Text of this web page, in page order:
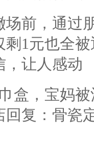
场前，通过
剩1元也全
，让人感动
盒，宝妈
回复：骨瓷